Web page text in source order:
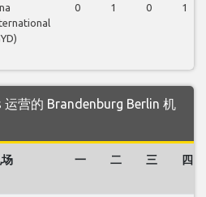
0 1 0 1
营的 Brandenburg Berlin 机
一 二 三 四